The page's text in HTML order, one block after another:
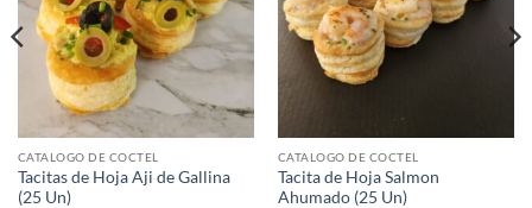
CATALOGO DE COCTEL
Tacitas de Hoja Aji de Gallina
(25 Un)
CATALOGO DE COCTEL
Tacita de Hoja Salmon
Ahumado (25 Un)